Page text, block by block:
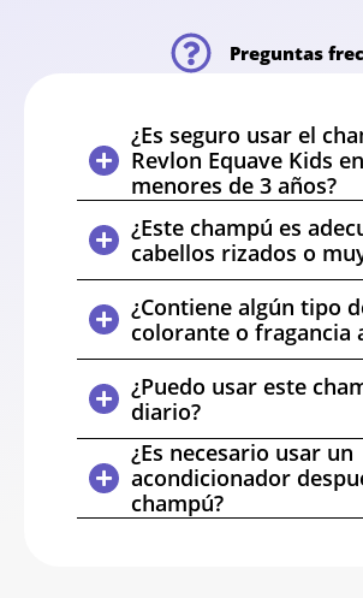
Preguntas
¿Es seguro usar el
Revlon Equave Kids
menores de 3 años?
¿Este champú es
cabellos rizados o
¿Contiene algún tipo
colorante o fragancia
¿Puedo usar este
diario?
¿Es necesario usar un
acondicionador
champú?